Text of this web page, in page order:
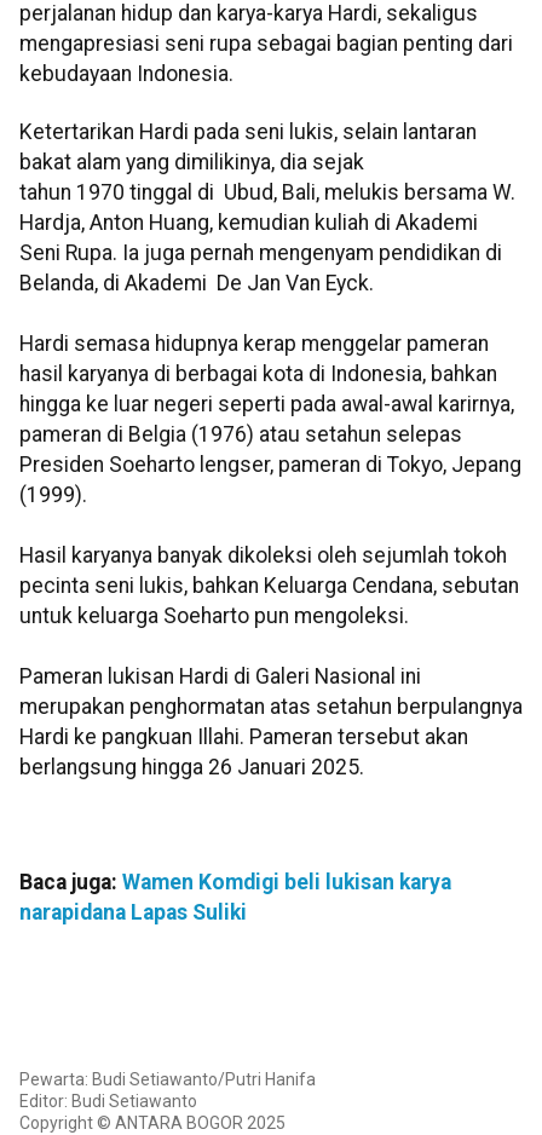
perjalanan hidup dan karya-karya Hardi, sekaligus
mengapresiasi seni rupa sebagai bagian penting dari
kebudayaan Indonesia.
Ketertarikan Hardi pada seni lukis, selain lantaran
bakat alam yang dimilikinya, dia sejak
tahun 1970 tinggal di Ubud, Bali, melukis bersama W.
Hardja, Anton Huang, kemudian kuliah di Akademi
Seni Rupa. Ia juga pernah mengenyam pendidikan di
Belanda, di Akademi De Jan Van Eyck.
Hardi semasa hidupnya kerap menggelar pameran
hasil karyanya di berbagai kota di Indonesia, bahkan
hingga ke luar negeri seperti pada awal-awal karirnya,
pameran di Belgia (1976) atau setahun selepas
Presiden Soeharto lengser, pameran di Tokyo, Jepang
(1999).
Hasil karyanya banyak dikoleksi oleh sejumlah tokoh
pecinta seni lukis, bahkan Keluarga Cendana, sebutan
untuk keluarga Soeharto pun mengoleksi.
Pameran lukisan Hardi di Galeri Nasional ini
merupakan penghormatan atas setahun berpulangnya
Hardi ke pangkuan Illahi. Pameran tersebut akan
berlangsung hingga 26 Januari 2025.
Baca juga: Wamen Komdigi beli lukisan karya
narapidana Lapas Suliki
Pewarta: Budi Setiawanto/Putri Hanifa
Editor: Budi Setiawanto
Copyright © ANTARA BOGOR 2025